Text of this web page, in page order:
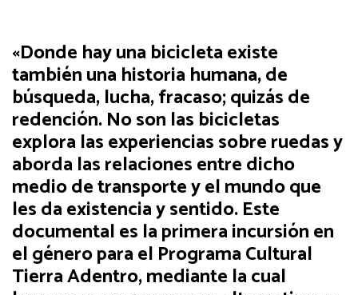
«Donde hay una bicicleta existe
también una historia humana, de
búsqueda, lucha, fracaso; quizás de
redención. No son las bicicletas
explora las experiencias sobre ruedas y
aborda las relaciones entre dicho
medio de transporte y el mundo que
les da existencia y sentido. Este
documental es la primera incursión en
el género para el Programa Cultural
Tierra Adentro, mediante la cual